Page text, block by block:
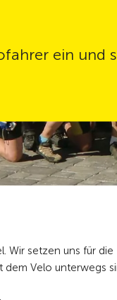
ein und
Wir setzen uns für
Velo unterwegs